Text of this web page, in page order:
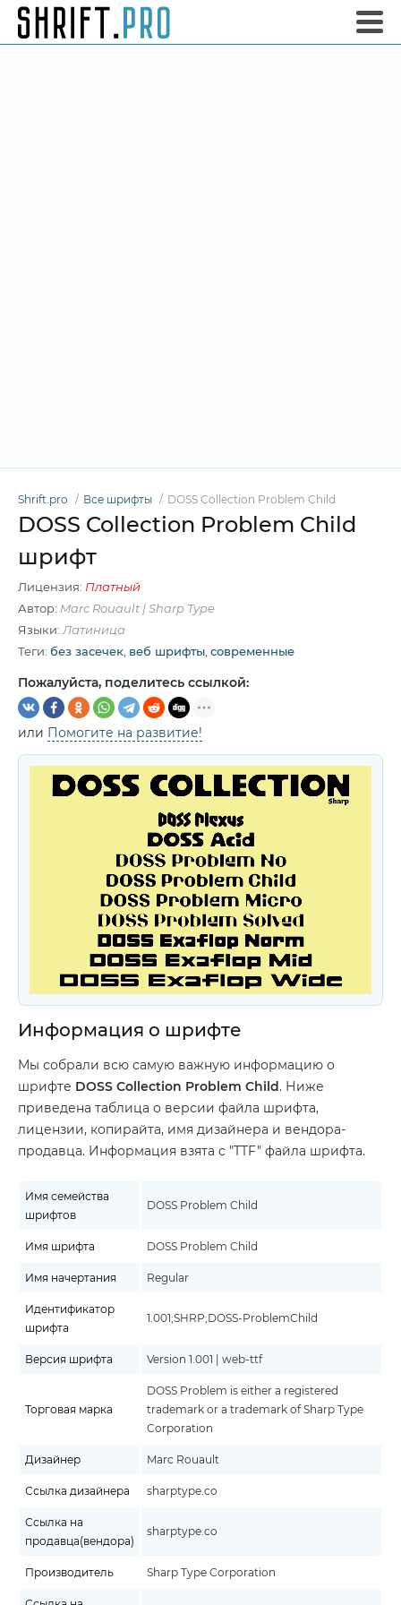
Shrift.pro Все шрифты DOSS Collection Problem Child
DOSS Collection Problem Child
шрифт
Лицензия: Платный
Автор: Marc Rouault | Sharp Type
Языки: Латиница
Теги: без засечек веб шрифты современные
Пожалуйста, поделитесь ссылкой:
или Помогите на развитие!
Информация о шрифте
Мы собрали всю самую важную информацию о
шрифте DOSS Collection Problem Child. Ниже
приведена таблица о версии файла шрифта,
лицензии, копирайта, имя дизайнера и вендора-
продавца. Информация взята с "TTF" файла шрифта.
Имя семейства
шрифтов
DOSS Problem Child
Имя шрифта DOSS Problem Child
Имя начертания Regular
Идентификатор
шрифта
1.001;SHRP;DOSS-ProblemChild
Версия шрифта Version 1.001 | web-ttf
Торговая марка
DOSS Problem is either a registered
trademark or a trademark of Sharp Type
Corporation
Дизайнер Marc Rouault
Ссылка дизайнера sharptype.co
Ссылка на
продавца(вендора)
sharptype.co
Производитель Sharp Type Corporation